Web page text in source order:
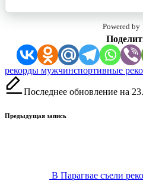
Powered by
Метки:
рекорды мужчинспортивные
Последнее обновление на
Навигация
Предыдущая запись
В Парагвае съели